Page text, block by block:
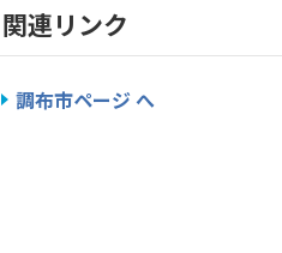
関連リンク
調布市ページ へ